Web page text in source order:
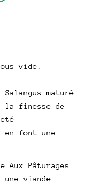
vide.
maturé
finesse de
en font une
Aux Pâturages
viande
Copie